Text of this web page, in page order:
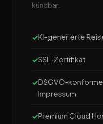
kündbar.
KI-generierte
SSL-Zertifikat
DSGVO-
Impressum
Premium Cloud